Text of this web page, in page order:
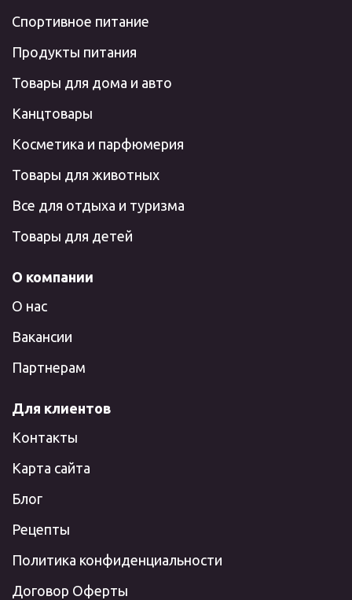
Спортивное питание
Продукты питания
Товары для дома и авто
Канцтовары
Косметика и парфюмерия
Товары для животных
Все для отдыха и туризма
Товары для детей
О компании
О нас
Вакансии
Партнерам
Для клиентов
Контакты
Карта сайта
Блог
Рецепты
Политика конфиденциальности
Договор Оферты